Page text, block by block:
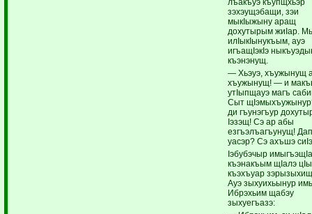
зэхэущэбащи, зэи
мыкIыжыну аращ
дохутырым жиIар.
илIыкIынукъым, ауэ
игъащIэкIэ
къэнэнущ.
— Хьэуэ, хъужынущ
хъужынущ! — и
утIыпщауэ магъ
Сыт
ди гъунэгъур
Iэзэщ! Сэ ар абы
езгъэлъагъунущ!
уасэр? Сэ ахъшэ
Iэбубэчыр
къэнакъым щIалэ
къэхъуар
Ауэ зыхуихьынур
Ибрэхьим щабэу
зыхуегъазэ: